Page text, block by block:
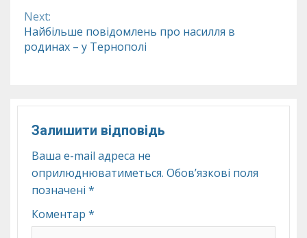
Next:
Найбільше повідомлень про насилля в
родинах – у Тернополі
Залишити відповідь
Ваша e-mail адреса не
оприлюднюватиметься. Обов’язкові поля
позначені *
Коментар *